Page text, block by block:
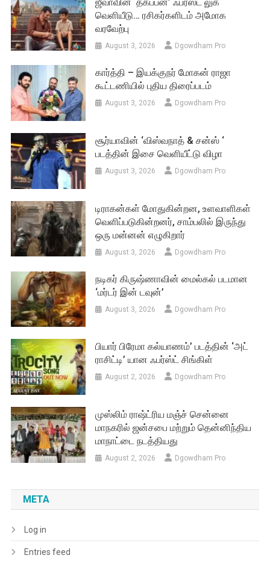
வெளியீடு… ரசிகர்களிடம் அமோக
வரவேற்பு
August 3, 2026 Dgowdham Pro
கார்த்தி – இயக்குநர் மோகன் ராஜா
கூட்டணியில் புதிய திரைப்படம்
August 3, 2026 Dgowdham Pro
சூர்யாவின் ‘விஸ்வநாத் & சன்ஸ் ‘
படத்தின் இசை வெளியீட்டு விழா
August 3, 2026 Dgowdham Pro
டிராகன்கள் மோதுகின்றன, உளவாளிகள்
வெளிப்படுகின்றனர், சாம்பலில் இருந்து
ஒரு மன்னன் எழுகிறார்
August 3, 2026 Dgowdham Pro
நடிகர் கிருஷ்ணாவின் மைல்கல் படமான
‘மர்டர் இன் டவுன்’
August 3, 2026 Dgowdham Pro
பியார் பிரேமா கல்யாணம்’ படத்தின் ‘அட்
ராசிட்டி’ யான ஃபர்ஸ்ட் சிங்கிள்
August 2, 2026 Dgowdham Pro
முஸ்லிம் ராஷ்ட்ரிய மஞ்ச் சென்னை
மாநகரில் ஜன்சபை மற்றும் தென்னிந்திய
மாநாட்டை நடத்தியது
August 2, 2026 Dgowdham Pro
META
Log in
Entries feed